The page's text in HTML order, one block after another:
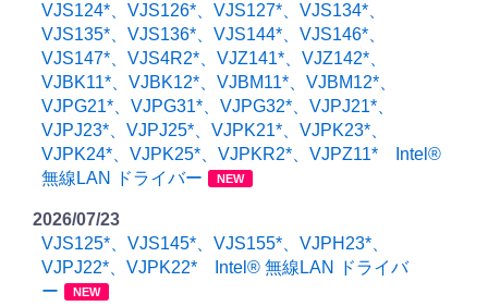
VJS124*、VJS126*、VJS127*、VJS134*、
VJS135*、VJS136*、VJS144*、VJS146*、
VJS147*、VJS4R2*、VJZ141*、VJZ142*、
VJBK11*、VJBK12*、VJBM11*、VJBM12*、
VJPG21*、VJPG31*、VJPG32*、VJPJ21*、
VJPJ23*、VJPJ25*、VJPK21*、VJPK23*、
VJPK24*、VJPK25*、VJPKR2*、VJPZ11* Intel®
無線LAN ドライバー
NEW
2026/07/23
VJS125*、VJS145*、VJS155*、VJPH23*、
VJPJ22*、VJPK22* Intel® 無線LAN ドライバ
ー
NEW